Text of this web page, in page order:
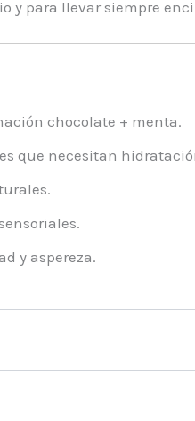
y para llevar siempre
chocolate + menta.
que necesitan
y aspereza.